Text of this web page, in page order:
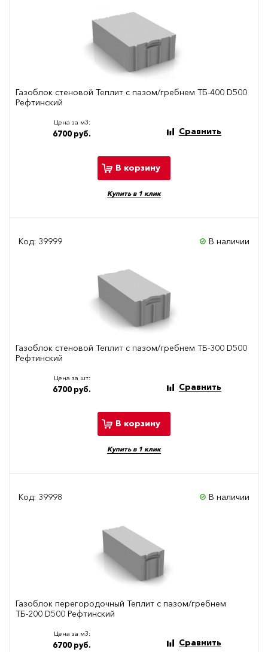
Газоблок стеновой Теплит с пазом/гребнем ТБ-400 D500
Рефтинский
Цена за м3:
6700 руб. Сравнить
В корзину
Купить в 1 клик
Код: 39999 В наличии
Газоблок стеновой Теплит с пазом/гребнем ТБ-300 D500
Рефтинский
Цена за шт:
6700 руб. Сравнить
В корзину
Купить в 1 клик
Код: 39998 В наличии
Газоблок перегородочный Теплит с пазом/гребнем
ТБ-200 D500 Рефтинский
Цена за м3:
6700 руб. Сравнить